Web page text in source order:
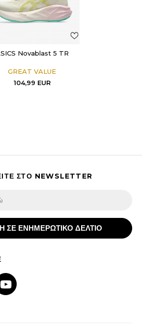
Novablast 5 TR
GREAT VALUE
104,99 EUR
ΣΤΟ NEWSLETTER
ΣΕ ΕΝΗΜΕΡΩΤΙΚΟ ΔΕΛΤΙΟ